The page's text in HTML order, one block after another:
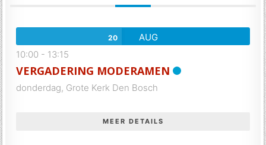
20
AUG
10:00 - 13:15
VERGADERING MODERAMEN
donderdag, Grote Kerk Den Bosch
MEER DETAILS